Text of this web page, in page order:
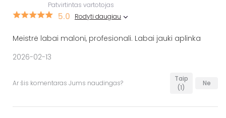
Patvirtintas vartotojas
5.0 Rodyti daugiau
Meistrė labai maloni, profesionali. Labai jauki aplinka
2026-02-13
Ar šis komentaras Jums naudingas?
Taip
(1)
Ne